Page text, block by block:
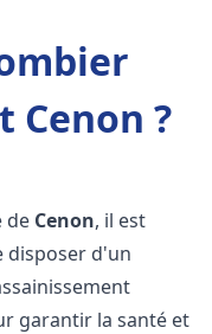
Cenon ?
de Cenon, il est
disposer d'un
garantir la santé et